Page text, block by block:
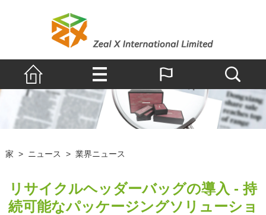
家 > ニュース > 業界ニュース
リサイクルヘッダーバッグの導入 - 持
続可能なパッケージングソリューショ